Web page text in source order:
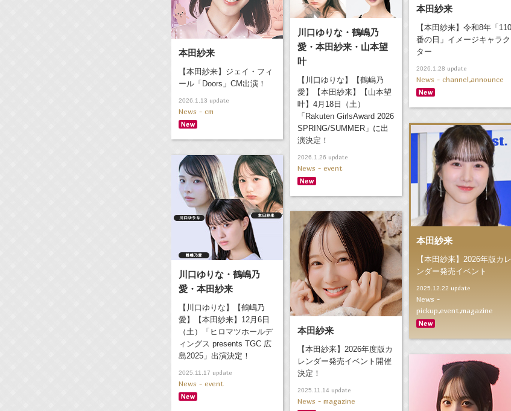
本田紗来
【本田紗来】令和8年「110
番の日」イメージキャラク
ター
2026.1.28 update
News - channel,announce
川口ゆりな・鶴嶋乃
愛・本田紗来・山本望
叶
【川口ゆりな】【鶴嶋乃
愛】【本田紗来】【山本望
叶】4月18日（土）
「Rakuten GirlsAward 2026
SPRING/SUMMER」に出
演決定！
2026.1.26 update
News - event
本田紗来
【本田紗来】ジェイ・フィ
ール「Doors」CM出演！
2026.1.13 update
News - cm
本田紗来
【本田紗来】2026年版カレ
ンダー発売イベント
2025.12.22 update
News -
pickup,event,magazine
川口ゆりな・鶴嶋乃
愛・本田紗来
【川口ゆりな】【鶴嶋乃
愛】【本田紗来】12月6日
（土）「ヒロマツホールデ
ィングス presents TGC 広
島2025」出演決定！
2025.11.17 update
News - event
本田紗来
【本田紗来】2026年度版カ
レンダー発売イベント開催
決定！
2025.11.14 update
News - magazine